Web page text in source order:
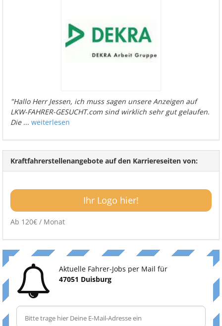
"Hallo Herr Jessen, ich muss sagen unsere Anzeigen auf
LKW-FAHRER-GESUCHT.com sind wirklich sehr gut gelaufen.
Die... weiterlesen
Kraftfahrerstellenangebote auf den Karriereseiten von:
Ihr Logo hier!
Ab 120€ / Monat
Aktuelle Fahrer-Jobs per Mail für
47051 Duisburg